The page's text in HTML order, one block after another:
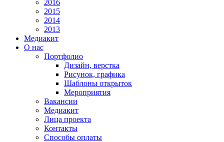
2016
2015
2014
2013
Медиакит
О нас
Портфолио
Дизайн, верстка
Рисунок, графика
Шаблоны открыток
Мероприятия
Вакансии
Медиакит
Лица проекта
Контакты
Способы оплаты